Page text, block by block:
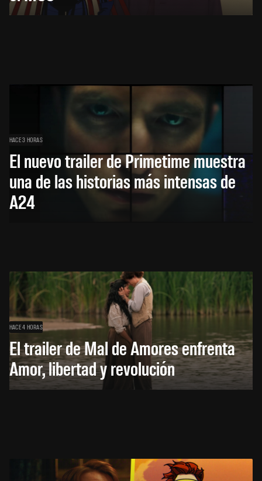
HACE 3 HORAS
El nuevo trailer de Primetime muestra
una de las historias más intensas de
A24
HACE 4 HORAS
El trailer de Mal de Amores enfrenta
Amor, libertad y revolución